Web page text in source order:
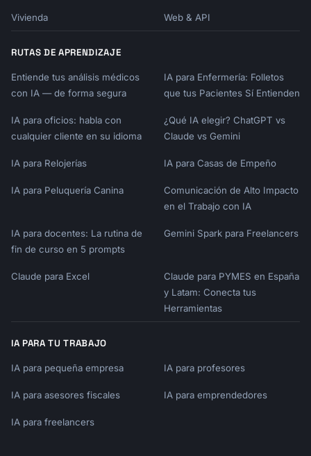
Vivienda Web & API
RUTAS DE APRENDIZAJE
Entiende tus análisis médicos
con IA — de forma segura
IA para Enfermería: Folletos
que tus Pacientes Sí Entienden
IA para oficios: habla con
cualquier cliente en su idioma
¿Qué IA elegir? ChatGPT vs
Claude vs Gemini
IA para Relojerías IA para Casas de Empeño
IA para Peluquería Canina
Comunicación de Alto Impacto
en el Trabajo con IA
IA para docentes: La rutina de
fin de curso en 5 prompts
Gemini Spark para Freelancers
Claude para Excel
Claude para PYMES en España
y Latam: Conecta tus
Herramientas
IA PARA TU TRABAJO
IA para pequeña empresa IA para profesores
IA para asesores fiscales IA para emprendedores
IA para freelancers